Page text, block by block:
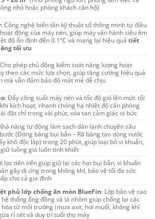
nhỏ hoặc phòng khách căn hộ)
: Công nghệ biến tần kỹ thuật số thông minh tự điều
động của máy nén, giúp máy vận hành siêu êm
độ ổn định đến 0.1°C và mang lại hiệu quả tiết
tối ưu
phép chủ động kiểm soát năng lượng hoạt
theo các mức lựa chọn, giúp tăng cường hiệu quả
mà vẫn đảm bảo độ mát mẻ dễ chịu
: Đẩy công suất máy nén và tốc độ gió lên mức tối
kích hoạt, nhanh chóng hạ nhiệt độ căn phòng
đặt chỉ trong vài phút, xóa tan cảm giác oi bức
năng tự động làm sạch dàn lạnh chuyên sâu
(Đóng băng bụi bẩn – Rã băng tạo dòng nước
khô độc lập) trong 20 phút, giúp loại bỏ vi khuẩn,
luồng gió luôn tinh khiết
lọc tiên tiến giúp giữ lại các hạt bụi bẩn, vi khuẩn
gây dị ứng trong không khí, bảo vệ tối đa sức
cho cả gia đình
phủ lớp chống ăn mòn BlueFin: Lớp bảo vệ cao
thống ống đồng và lá nhôm giúp chống lại các
hóa từ môi trường (mưa axit, hơi muối, không khí
rỉ sét và duy trì tuổi thọ máy